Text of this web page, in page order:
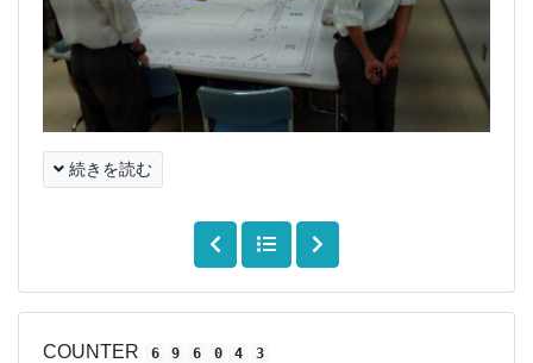
COUNTER 6 9 6 0 4 3
続きを読む